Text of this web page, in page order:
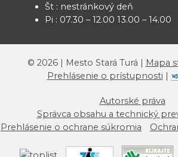
Št : nestránkový deň
Pi : 07.30 – 12.00 13.00 – 14.00
© 2026| Mesto Stará Turá | Mapa
Prehlásenie o prístupnosti |
Autorské práva
Správca obsahu a technický
Prehlásenie o ochrane súkromia